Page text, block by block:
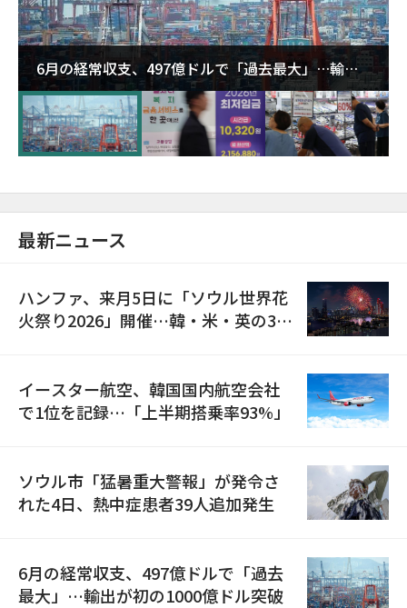
6月の経常収支、497億ドルで「過去最大」…輸出
が初の1000億ドル突破
最新ニュース
ハンファ、来月5日に「ソウル世界花
火祭り2026」開催…韓・米・英の3カ
イースター航空、韓国国内航空会社
で1位を記録…「上半期搭乗率93%」
ソウル市「猛暑重大警報」が発令さ
れた4日、熱中症患者39人追加発生
6月の経常収支、497億ドルで「過去
最大」…輸出が初の1000億ドル突破